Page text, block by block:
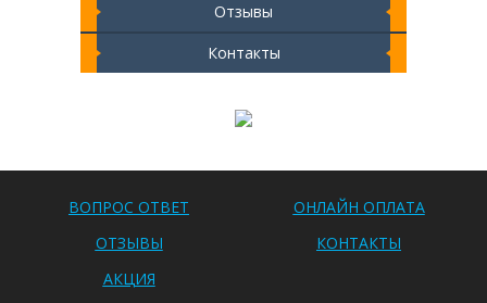
Отзывы
Контакты
ВОПРОС ОТВЕТ
ОНЛАЙН ОПЛАТА
ОТЗЫВЫ
КОНТАКТЫ
АКЦИЯ